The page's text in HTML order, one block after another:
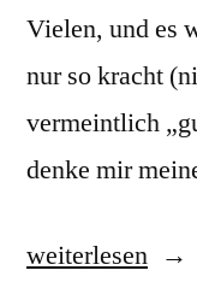
Vielen, und es
nur so kracht
vermeintlich
denke mir
„10
weiterlesen